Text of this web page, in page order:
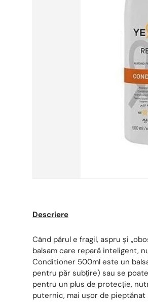
Descriere
Când părul e fragil, aspru și
balsam care repară inteligent,
Conditioner 500ml este un
pentru păr subțire) sau se
pentru un plus de protecție,
puternic, mai ușor de pieptănat